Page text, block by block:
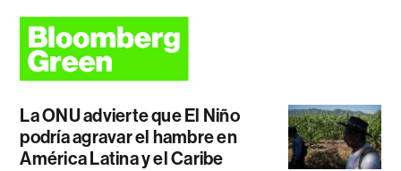
La ONU advierte que El Niño
podría agravar el hambre en
América Latina y el Caribe